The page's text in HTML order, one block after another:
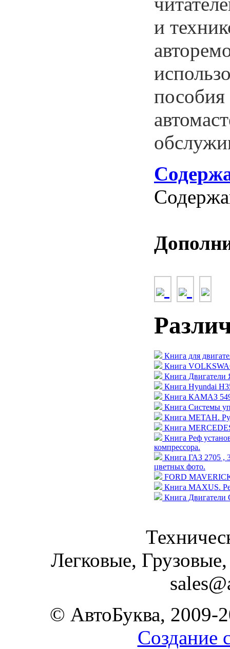
и
пособия
Книга для
Книга
Книга
Книга Hyundai
Книга КАМАЗ
Книга Системы
Книга МЕТАН.
Книга
Книга Реф
компрессора.
Книга ГАЗ 2705 ,
цветных фото.
FORD
Книга MAXUS.
Книга Двигатели
Легковые,
© АвтоБуква, 2009-
Создание